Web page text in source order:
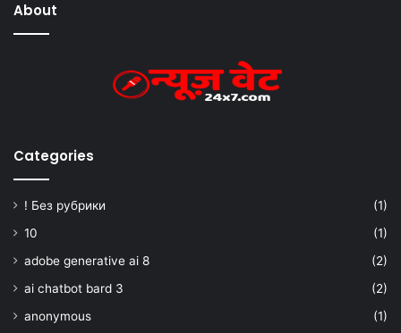
About
Categories
! Без рубрики
(1)
10
(1)
adobe generative ai 8
(2)
ai chatbot bard 3
(2)
anonymous
(1)